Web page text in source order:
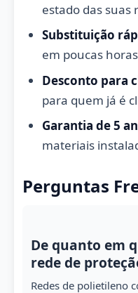
estado das suas
Substituição
em poucas horas
Desconto para
para quem já é
Garantia de 5
materiais
Perguntas
De quanto em
rede de
Redes de polietileno